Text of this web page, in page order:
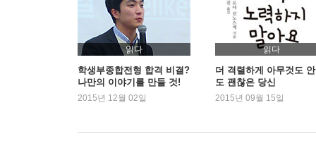
누군가를 위한 배려, 그리고 전태일 평전
인생의 큰 그림을 그리다
학/종/이 10단계 전략 INTRO-학생부종합전형이란
학/종/이 10단계 전략 1-꿈 명함과 비전 나침반을
3장. 남들과 다른 길을 가다
읽다
학생부종합전형 합격 비결?
나만의 이야기를 만들 것!
2015년 12월 02일
읽다
더 격렬하게 아무것도
도 괜찮은 당신
2015년 09월 15일